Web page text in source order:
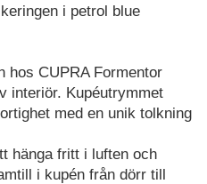
i petrol blue
hos CUPRA Formentor
interiör. Kupéutrymmet
med en unik tolkning
hänga fritt i luften och
i kupén från dörr till